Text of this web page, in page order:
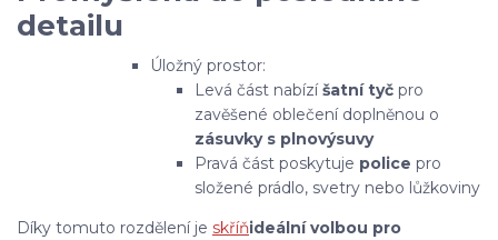
detailu
Úložný prostor:
Levá část nabízíšatní tyč pro
zavěšené oblečení doplněnou o
zásuvky s plnovýsuvy
Pravá část poskytuje police pro
složené prádlo, svetry nebo lůžkoviny
Díky tomuto rozdělení je skříňideální volbou pro